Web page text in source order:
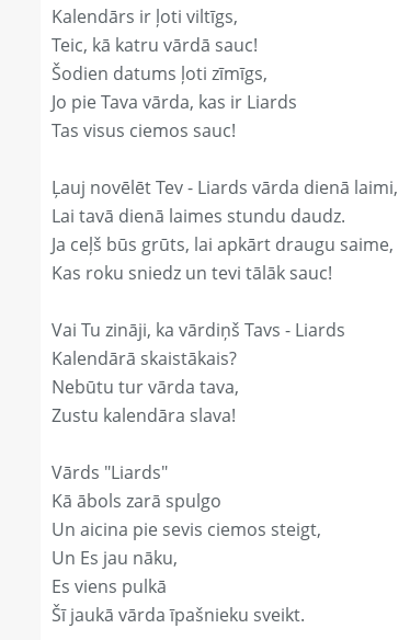
Kalendārs ir ļoti viltīgs,
Teic, kā katru vārdā sauc!
Šodien datums ļoti zīmīgs,
Jo pie Tava vārda, kas ir Liards
Tas visus ciemos sauc!
Ļauj novēlēt Tev - Liards vārda dienā laimi,
Lai tavā dienā laimes stundu daudz.
Ja ceļš būs grūts, lai apkārt draugu saime,
Kas roku sniedz un tevi tālāk sauc!
Vai Tu zināji, ka vārdiņš Tavs - Liards
Kalendārā skaistākais?
Nebūtu tur vārda tava,
Zustu kalendāra slava!
Vārds "Liards"
Kā ābols zarā spulgo
Un aicina pie sevis ciemos steigt,
Un Es jau nāku,
Es viens pulkā
Šī jaukā vārda īpašnieku sveikt.